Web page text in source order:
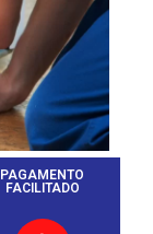
PAGAMENTO
FACILITADO